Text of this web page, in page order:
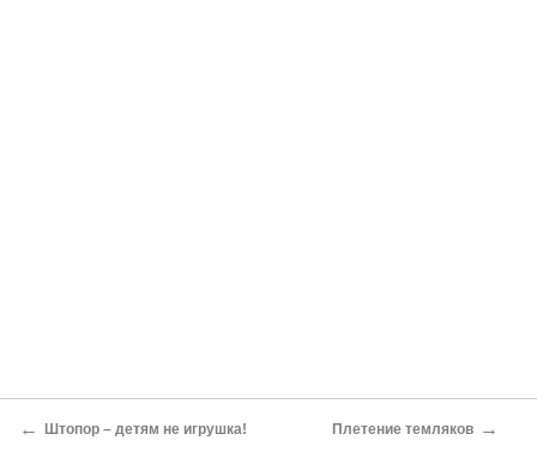
← Штопор – детям не игрушка! Плетение темляков →